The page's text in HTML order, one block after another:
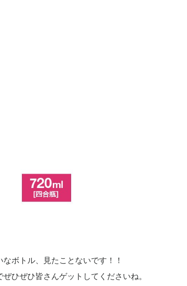
ボトル、見たことないです！！
ひぜひ皆さんゲットしてくださいね。